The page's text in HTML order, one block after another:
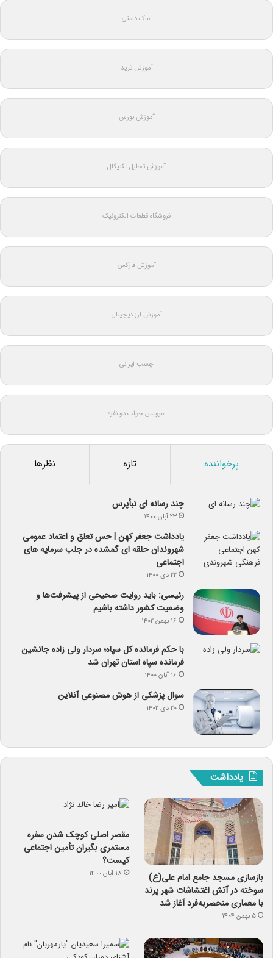
ساک دستی
آموزش ترید
آموزش بورس
آموزش تحلیل تکنیکال
فروشگاه قطعات الکترونیک
آموزش فارکس
آموزش ارز دیجیتال
چسب ایرانی
سرویس خواب دو نفره
پرخواننده تازه نظرها
چند رسانه ای نبأپرس
۲۳ آبان ۱۴۰۰
یادداشت جعفر کهن | حس تعلق و اعتماد عمومی
شهروندان حلقه ای گمشده در جلب سرمایه های
اجتماعی
۲۲ دی ۱۴۰۰
رئیسی: باید روایت صحیحی از پیشرفت‌ها و
وضعیت کشور داشته باشیم
۱۶ بهمن ۱۴۰۲
با حکم فرمانده کل سپاه؛ سردار ولی زاده جانشین
فرمانده سپاه استان تهران شد
۱۶ آبان ۱۴۰۰
سوال پزشکی از هوش مصنوعی آنلاین
۲۰ دی ۱۴۰۲
یادداشت
بازسازی مسجد جامع امام علی(ع)
سوخته در آتش اغتشاشات شهر پرند
با معماری منحصربه‌فرد آغاز شد
۵ بهمن ۱۴۰۴
مقصر اصلی کوچک شدن سفره
مستمری بگیران تأمین اجتماعی
کیست؟
۱۸ آبان ۱۴۰۰